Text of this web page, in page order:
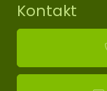
Kontakt